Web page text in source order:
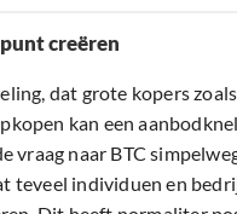
creëren
dat grote kopers
kan een
vraag naar BTC
teveel individuen en